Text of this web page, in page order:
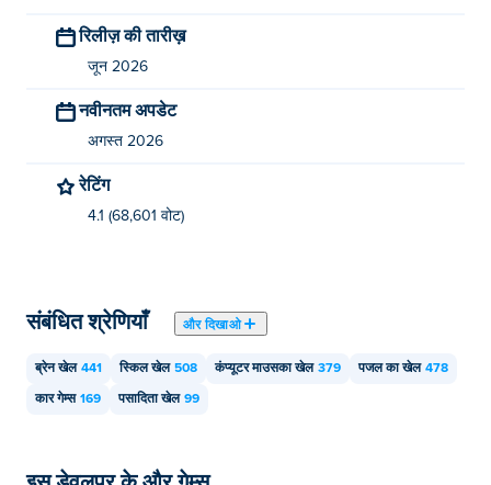
आप Poki पर Car Circle गेम मुफ्त में खेल सकते हैं।
क्या मैं कार सर्कल गेम को मोबाइल और डेस्कटॉप डिवाइस पर
खेल सकता हूँ?
कार सर्कल गेम को आप अपने कंप्यूटर और मोबाइल डिवाइस जैसे फोन
और टैबलेट पर खेल सकते हैं।
रिलीज़ की तारीख़
जून 2026
नवीनतम अपडेट
अगस्त 2026
रेटिंग
4.1 (68,601 वोट)
संबंधित श्रेणियाँ और दिखाओ
ब्रेन खेल 441 स्किल खेल 508 कंप्यूटर माउसका खेल 379 पजल का खेल 478
कार गेम्स 169 पसादिता खेल 99